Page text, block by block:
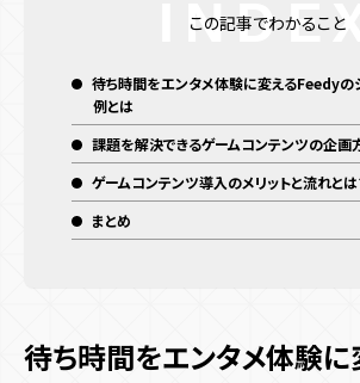
この記事でわかること
待ち時間をエンタメ体験に変えるFeedyの
例とは
課題を解決できるゲームコンテンツの企画
ゲームコンテンツ導入のメリットと流れとは
まとめ
待ち時間をエンタメ体験に